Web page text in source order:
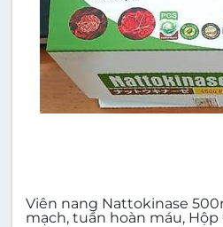
Viên nang Nattokinase
mạch, tuần hoàn máu, Hộp